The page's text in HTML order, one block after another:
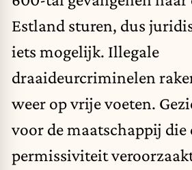
Estland sturen, dus
iets mogelijk. Illegale
draaideurcriminelen
weer op vrije voeten.
voor de maatschappij die
permissiviteit